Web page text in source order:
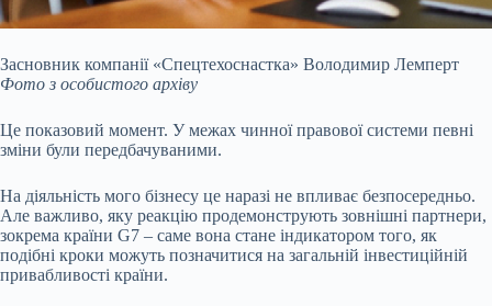
Засновник компанії «Спецтехоснастка» Володимир Лемперт
Фото з особистого архіву
Це показовий момент. У межах чинної правової системи певні
зміни були передбачуваними.
На діяльність мого бізнесу це наразі не впливає безпосередньо.
Але важливо, яку реакцію продемонструють зовнішні партнери,
зокрема країни G7 – саме вона стане індикатором того, як
подібні кроки можуть позначитися на загальній інвестиційній
привабливості країни.